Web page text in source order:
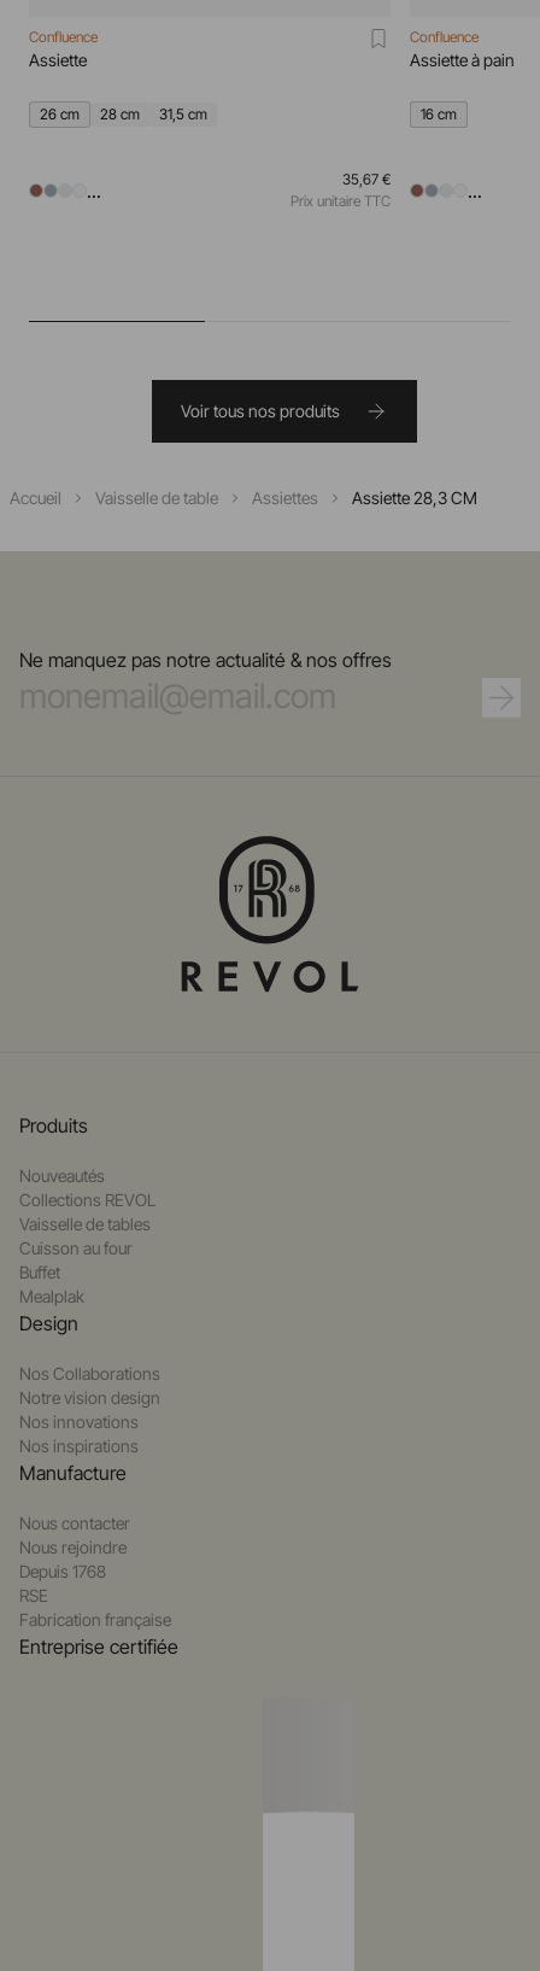
Confluence
Assiette
26 cm 28 cm 31,5 cm
...
35,67 €
Prix unitaire TTC
Confluence
Assiette à pain
16 cm
...
Voir tous nos produits
Accueil Vaisselle de table Assiettes Assiette 28,3 CM
Ne manquez pas notre actualité & nos offres
Produits
Nouveautés
Collections REVOL
Vaisselle de tables
Cuisson au four
Buffet
Mealplak
Design
Nos Collaborations
Notre vision design
Nos innovations
Nos inspirations
Manufacture
Nous contacter
Nous rejoindre
Depuis 1768
RSE
Fabrication française
Entreprise certifiée